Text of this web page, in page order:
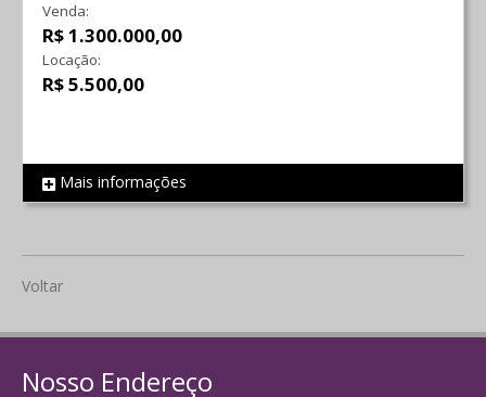
REF 2183
Venda:
R$ 1.300.000,00
Locação:
R$ 5.500,00
Mais informações
Voltar
Nosso Endereço